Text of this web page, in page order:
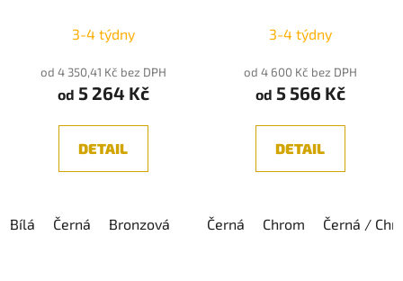
3-4 týdny
od 4 350,41 Kč bez DPH
od 5 264 Kč
DETAIL
Bílá Černá Bronzová
3-4 týdny
od 4 600 Kč bez DPH
od 5 566 Kč
DETAIL
Černá Chrom Černá /